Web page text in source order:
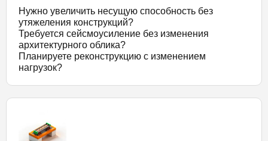
Нужно увеличить несущую способность без
утяжеления конструкций?
Требуется сейсмоусиление без изменения
архитектурного облика?
Планируете реконструкцию с изменением
нагрузок?